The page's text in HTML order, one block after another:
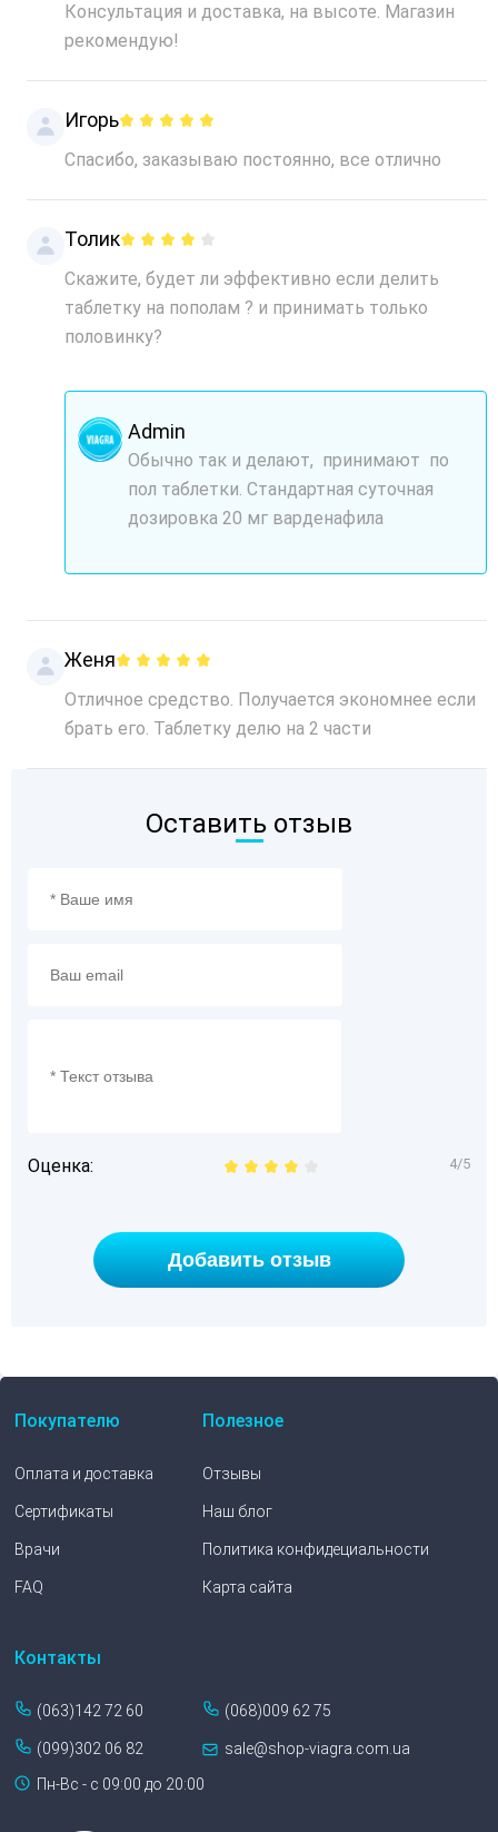
Консультация и доставка, на высоте. Магазин
рекомендую!
Игорь
Спасибо, заказываю постоянно, все отлично
Толик
Скажите, будет ли эффективно если делить
таблетку на пополам ? и принимать только
половинку?
Admin
Обычно так и делают, принимают по
пол таблетки. Стандартная суточная
дозировка 20 мг варденафила
Женя
Отличное средство. Получается экономнее если
брать его. Таблетку делю на 2 части
Оставить отзыв
Оценка: 4/5
Покупателю
Оплата и доставка
Сертификаты
Врачи
FAQ
Полезное
Отзывы
Наш блог
Политика конфидециальности
Карта сайта
Контакты
(063)142 72 60 (068)009 62 75
(099)302 06 82
sale@shop-viagra.com.ua
Пн-Вс - с 09:00 до 20:00